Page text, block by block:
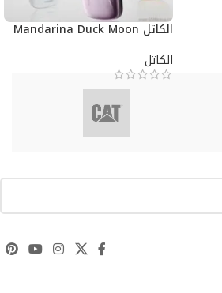
الكاتل Mandarina Duck Moon
الكاتل